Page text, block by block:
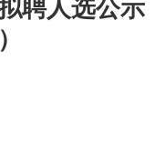
聘人选公示